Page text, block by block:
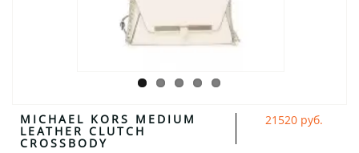
MICHAEL KORS MEDIUM
LEATHER CLUTCH
CROSSBODY
21520 руб.